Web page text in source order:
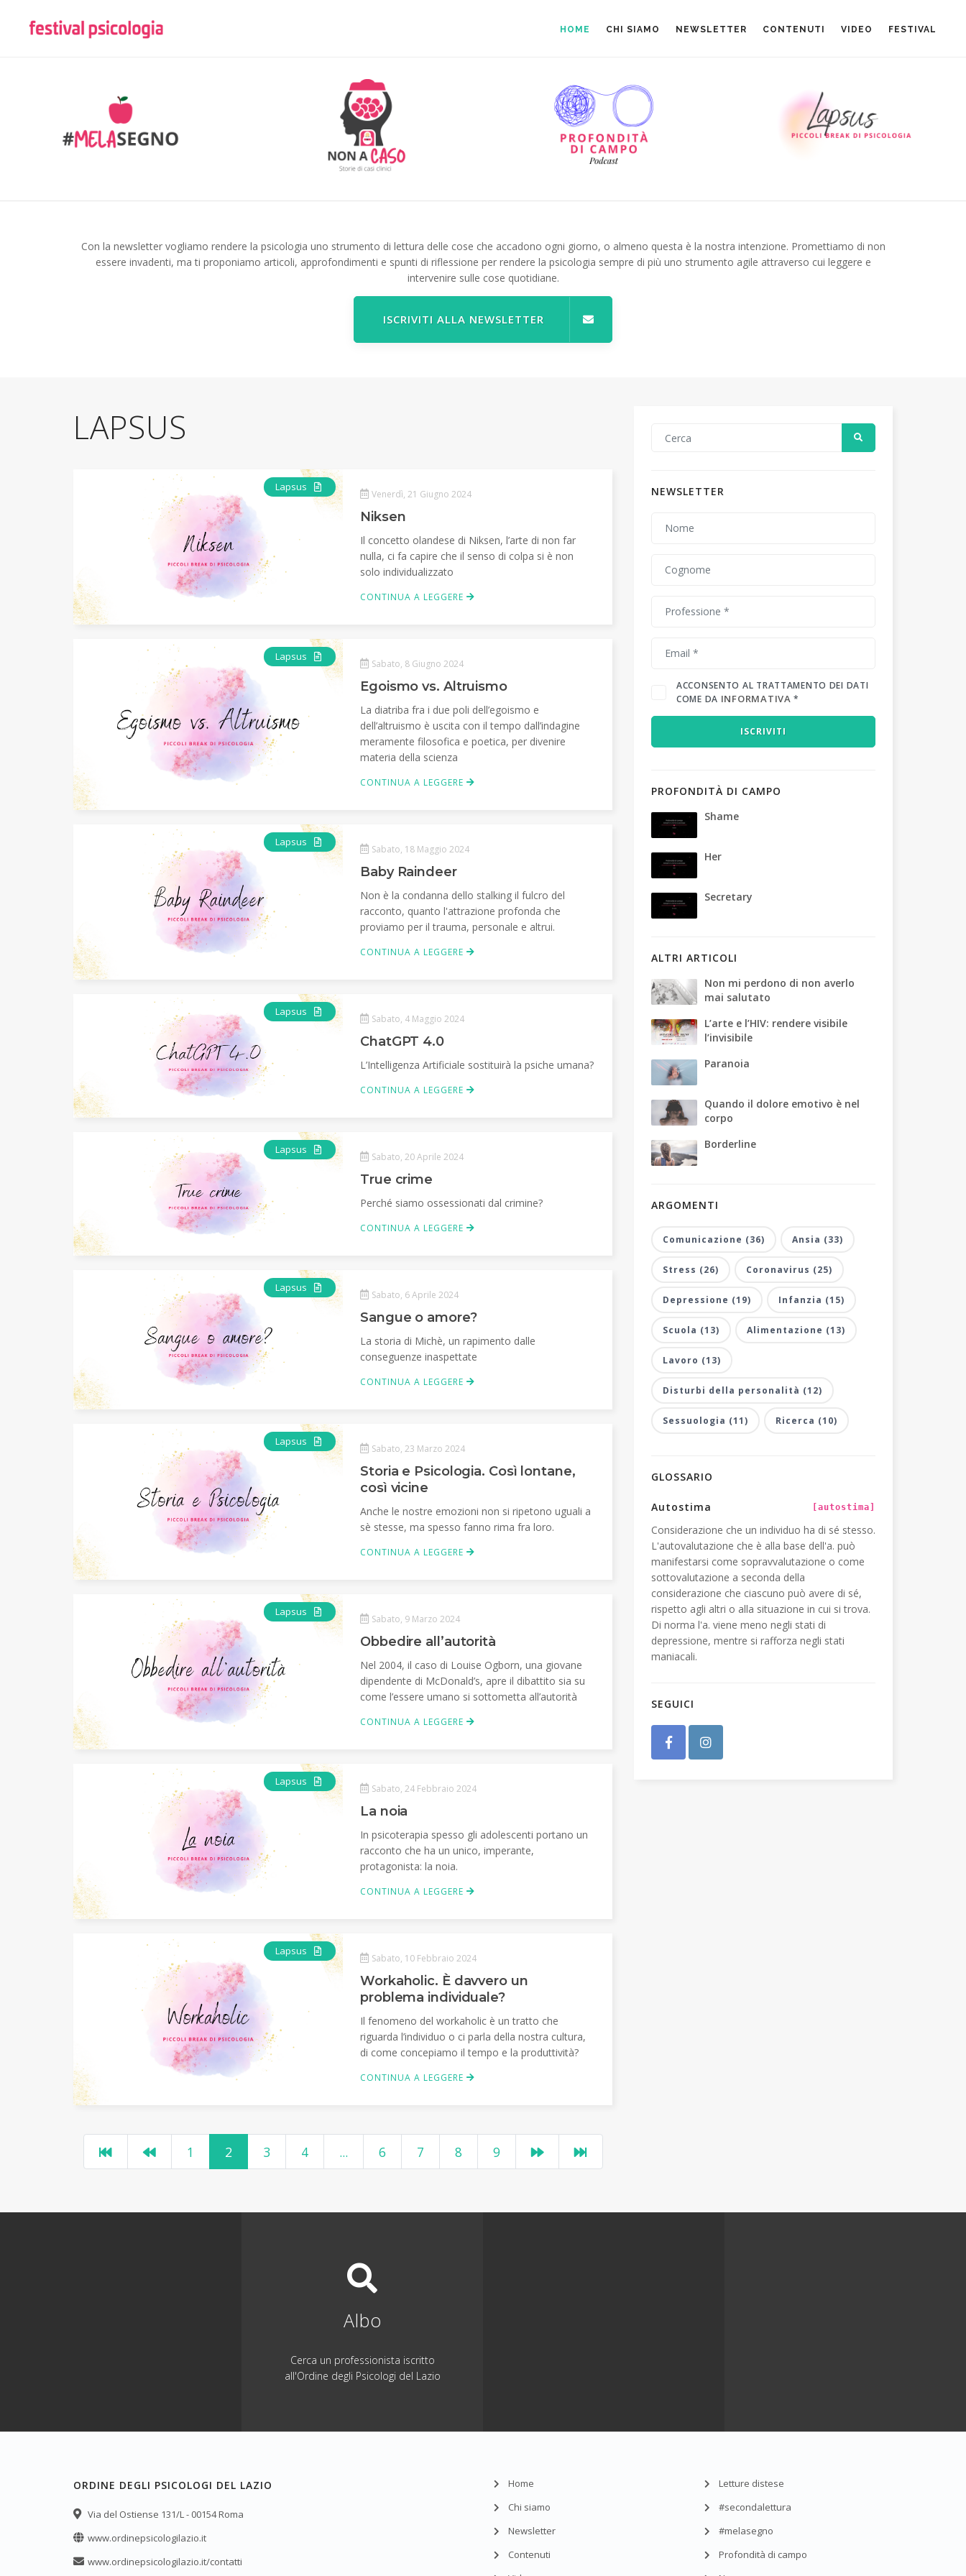
HOME CHI SIAMO NEWSLETTER CONTENUTI VIDEO FESTIVAL
Con la newsletter vogliamo rendere la psicologia uno strumento di lettura delle cose che accadono ogni giorno, o almeno questa è la nostra intenzione. Promettiamo di non
essere invadenti, ma ti proponiamo articoli, approfondimenti e spunti di riflessione per rendere la psicologia sempre di più uno strumento agile attraverso cui leggere e
intervenire sulle cose quotidiane.
ISCRIVITI ALLA NEWSLETTER
LAPSUS
Lapsus Articolo
Venerdì, 21 Giugno 2024
Niksen
Il concetto olandese di Niksen, l’arte di non far
nulla, ci fa capire che il senso di colpa si è non
solo individualizzato
CONTINUA A LEGGERE
Lapsus Articolo
Sabato, 8 Giugno 2024
Egoismo vs. Altruismo
La diatriba fra i due poli dell’egoismo e
dell’altruismo è uscita con il tempo dall’indagine
meramente filosofica e poetica, per divenire
materia della scienza
CONTINUA A LEGGERE
Lapsus Articolo
Sabato, 18 Maggio 2024
Baby Raindeer
Non è la condanna dello stalking il fulcro del
racconto, quanto l'attrazione profonda che
proviamo per il trauma, personale e altrui.
CONTINUA A LEGGERE
Lapsus Articolo
Sabato, 4 Maggio 2024
ChatGPT 4.0
L’Intelligenza Artificiale sostituirà la psiche umana?
CONTINUA A LEGGERE
Lapsus Articolo
Sabato, 20 Aprile 2024
True crime
Perché siamo ossessionati dal crimine?
CONTINUA A LEGGERE
Lapsus Articolo
Sabato, 6 Aprile 2024
Sangue o amore?
La storia di Michè, un rapimento dalle
conseguenze inaspettate
CONTINUA A LEGGERE
Lapsus Articolo
Sabato, 23 Marzo 2024
Storia e Psicologia. Così lontane,
così vicine
Anche le nostre emozioni non si ripetono uguali a
sè stesse, ma spesso fanno rima fra loro.
CONTINUA A LEGGERE
Lapsus Articolo
Sabato, 9 Marzo 2024
Obbedire all’autorità
Nel 2004, il caso di Louise Ogborn, una giovane
dipendente di McDonald’s, apre il dibattito sia su
come l’essere umano si sottometta all’autorità
CONTINUA A LEGGERE
Lapsus Articolo
Sabato, 24 Febbraio 2024
La noia
In psicoterapia spesso gli adolescenti portano un
racconto che ha un unico, imperante,
protagonista: la noia.
CONTINUA A LEGGERE
Lapsus Articolo
Sabato, 10 Febbraio 2024
Workaholic. È davvero un
problema individuale?
Il fenomeno del workaholic è un tratto che
riguarda l’individuo o ci parla della nostra cultura,
di come concepiamo il tempo e la produttività?
CONTINUA A LEGGERE
1 2 3 4 ... 6 7 8 9
NEWSLETTER
ACCONSENTO AL TRATTAMENTO DEI DATI
COME DA INFORMATIVA *
ISCRIVITI
PROFONDITÀ DI CAMPO
Shame
Her
Secretary
ALTRI ARTICOLI
Non mi perdono di non averlo
mai salutato
L’arte e l’HIV: rendere visibile
l’invisibile
Paranoia
Quando il dolore emotivo è nel
corpo
Borderline
ARGOMENTI
Comunicazione (36) Ansia (33)
Stress (26) Coronavirus (25)
Depressione (19) Infanzia (15)
Scuola (13) Alimentazione (13)
Lavoro (13)
Disturbi della personalità (12)
Sessuologia (11) Ricerca (10)
GLOSSARIO
Autostima [autostima]
Considerazione che un individuo ha di sé stesso.
L'autovalutazione che è alla base dell'a. può
manifestarsi come sopravvalutazione o come
sottovalutazione a seconda della
considerazione che ciascuno può avere di sé,
rispetto agli altri o alla situazione in cui si trova.
Di norma l'a. viene meno negli stati di
depressione, mentre si rafforza negli stati
maniacali.
SEGUICI
Albo
Cerca un professionista iscritto
all'Ordine degli Psicologi del Lazio
ORDINE DEGLI PSICOLOGI DEL LAZIO
Via del Ostiense 131/L - 00154 Roma
www.ordinepsicologilazio.it
www.ordinepsicologilazio.it/contatti
Home
Chi siamo
Newsletter
Contenuti
Letture distese
#secondalettura
#melasegno
Profondità di campo